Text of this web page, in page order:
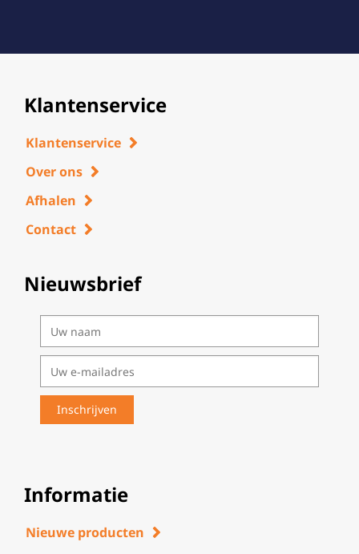
Klantenservice
Klantenservice
Over ons
Afhalen
Contact
Nieuwsbrief
Informatie
Nieuwe producten